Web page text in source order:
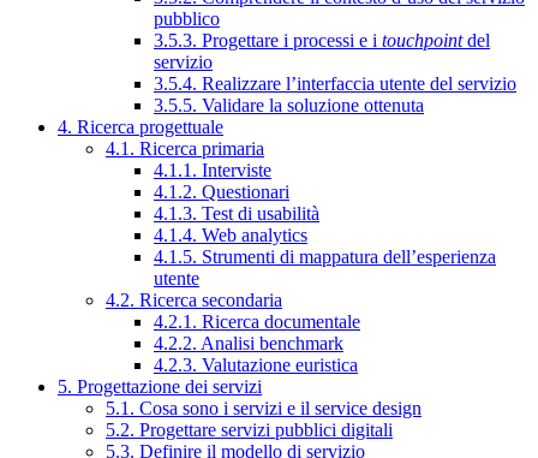
pubblico
3.5.3. Progettare i processi e i touchpointdel
servizio
3.5.4. Realizzare l’interfaccia utente del servizio
3.5.5. Validare la soluzione ottenuta
4. Ricerca progettuale
4.1. Ricerca primaria
4.1.1. Interviste
4.1.2. Questionari
4.1.3. Test di usabilità
4.1.4. Web analytics
4.1.5. Strumenti di mappatura dell’esperienza
utente
4.2. Ricerca secondaria
4.2.1. Ricerca documentale
4.2.2. Analisi benchmark
4.2.3. Valutazione euristica
5. Progettazione dei servizi
5.1. Cosa sono i servizi e il service design
5.2. Progettare servizi pubblici digitali
5.3. Definire il modello di servizio